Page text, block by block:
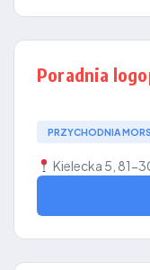
Poradnia
PRZYCHODNIA
Kielecka 5, 81-